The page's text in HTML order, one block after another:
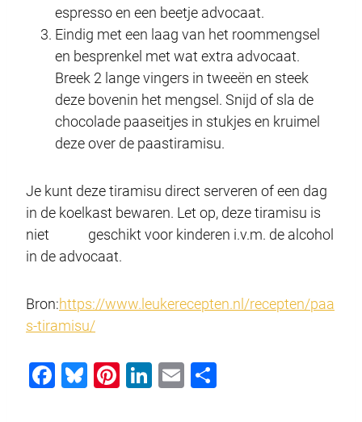
espresso en een beetje advocaat.
Eindig met een laag van het roommengsel
en besprenkel met wat extra advocaat.
Breek 2 lange vingers in tweeën en steek
deze bovenin het mengsel. Snijd of sla de
chocolade paaseitjes in stukjes en kruimel
deze over de paastiramisu.
Je kunt deze tiramisu direct serveren of een dag
in de koelkast bewaren. Let op, deze tiramisu is
niet geschikt voor kinderen i.v.m. de alcohol
in de advocaat.
Bron:https://www.leukerecepten.nl/recepten/paa
s-tiramisu/
F
Bl Pi Li
E